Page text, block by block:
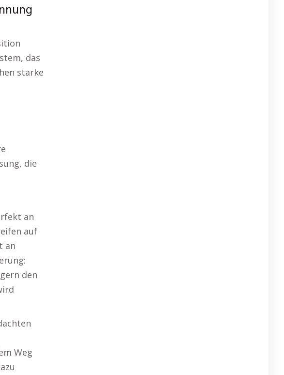
das
starke
die
an
auf
an
den
Weg